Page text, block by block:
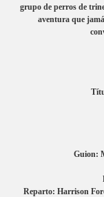
grupo de perros de
aventura que
Guion:
Reparto: Harrison